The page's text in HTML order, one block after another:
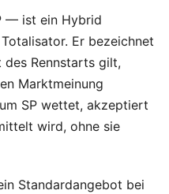
— ist ein Hybrid
Er bezeichnet
Rennstarts gilt,
Marktmeinung
SP wettet, akzeptiert
wird, ohne sie
Standardangebot bei